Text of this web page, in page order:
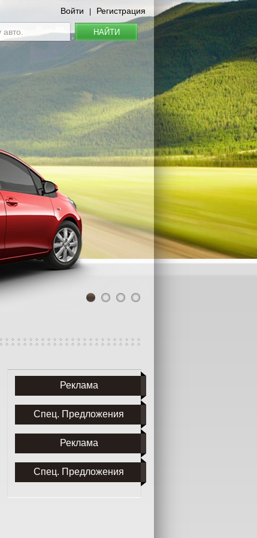
Войти Регистрация
НАЙТИ
1 2 3 4
Реклама
Спец. Предложения
Реклама
Спец. Предложения